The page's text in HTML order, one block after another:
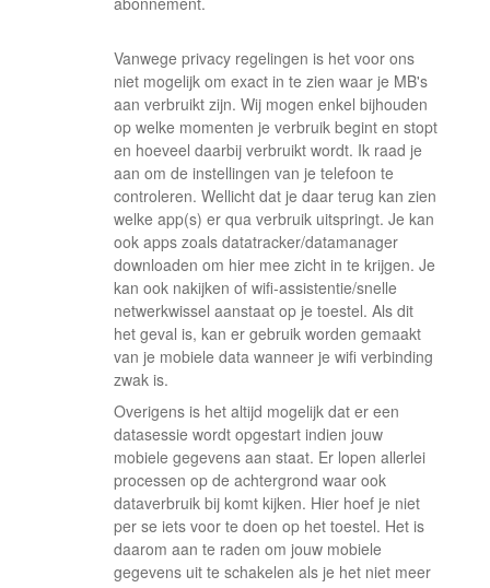
Vanwege privacy regelingen is het voor ons
niet mogelijk om exact in te zien waar je MB's
aan verbruikt zijn. Wij mogen enkel bijhouden
op welke momenten je verbruik begint en stopt
en hoeveel daarbij verbruikt wordt. Ik raad je
aan om de instellingen van je telefoon te
controleren. Wellicht dat je daar terug kan zien
welke app(s) er qua verbruik uitspringt. Je kan
ook apps zoals datatracker/datamanager
downloaden om hier mee zicht in te krijgen. Je
kan ook nakijken of wifi-assistentie/snelle
netwerkwissel aanstaat op je toestel. Als dit
het geval is, kan er gebruik worden gemaakt
van je mobiele data wanneer je wifi verbinding
zwak is.
Overigens is het altijd mogelijk dat er een
datasessie wordt opgestart indien jouw
mobiele gegevens aan staat. Er lopen allerlei
processen op de achtergrond waar ook
dataverbruik bij komt kijken. Hier hoef je niet
per se iets voor te doen op het toestel. Het is
daarom aan te raden om jouw mobiele
gegevens uit te schakelen als je het niet meer